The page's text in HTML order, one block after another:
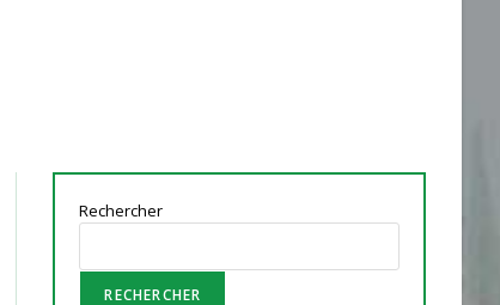
Rechercher
RECHERCHER